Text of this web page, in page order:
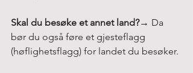
Skal du besøke et annet land?→ Da
bør du også føre et gjesteflagg
(høflighetsflagg) for landet du besøker.